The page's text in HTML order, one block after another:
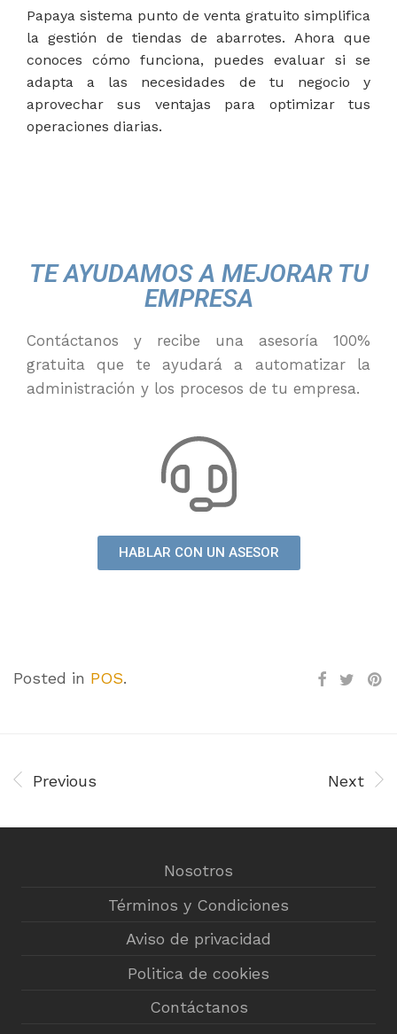
Papaya sistema punto de venta gratuito simplifica
la gestión de tiendas de abarrotes. Ahora que
conoces cómo funciona, puedes evaluar si se
adapta a las necesidades de tu negocio y
aprovechar sus ventajas para optimizar tus
operaciones diarias.
TE AYUDAMOS A MEJORAR TU
EMPRESA
Contáctanos y recibe una asesoría 100%
gratuita que te ayudará a automatizar la
administración y los procesos de tu empresa.
HABLAR CON UN ASESOR
Posted in POS.
Previous Next
Nosotros
Términos y Condiciones
Aviso de privacidad
Politica de cookies
Contáctanos